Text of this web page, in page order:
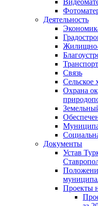
Деятельность
Жилищно-
Транспорт
Связь
Сельское
Охрана
Документы
Устав
Проекты